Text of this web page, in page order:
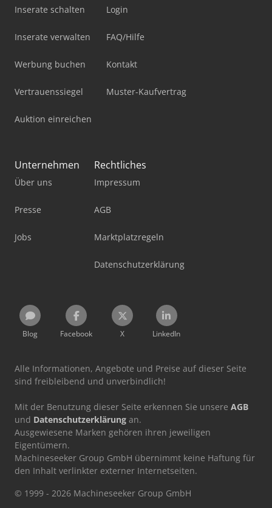
Inserate schalten
Inserate verwalten
Werbung buchen
Vertrauenssiegel
Auktion einreichen
Login
FAQ/Hilfe
Kontakt
Muster-Kaufvertrag
Unternehmen
Über uns
Presse
Jobs
Rechtliches
Impressum
AGB
Marktplatzregeln
Datenschutzerklärung
Blog Facebook X LinkedIn
Alle Informationen, Angebote und Preise auf dieser Seite
sind freibleibend und unverbindlich!
Mit der Benutzung dieser Seite erkennen Sie unsere AGB
und Datenschutzerklärung an.
Ausgewiesene Marken gehören ihren jeweiligen
Eigentümern.
Machineseeker Group GmbH übernimmt keine Haftung für
den Inhalt verlinkter externer Internetseiten.
© 1999 - 2026 Machineseeker Group GmbH